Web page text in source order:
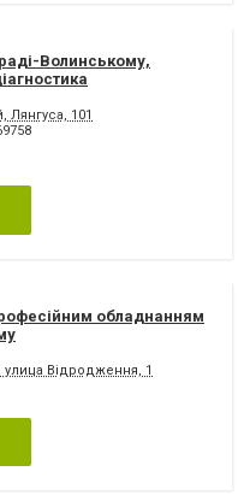
Волинському,
Лянгуса, 101
обладнанням
Відродження, 1